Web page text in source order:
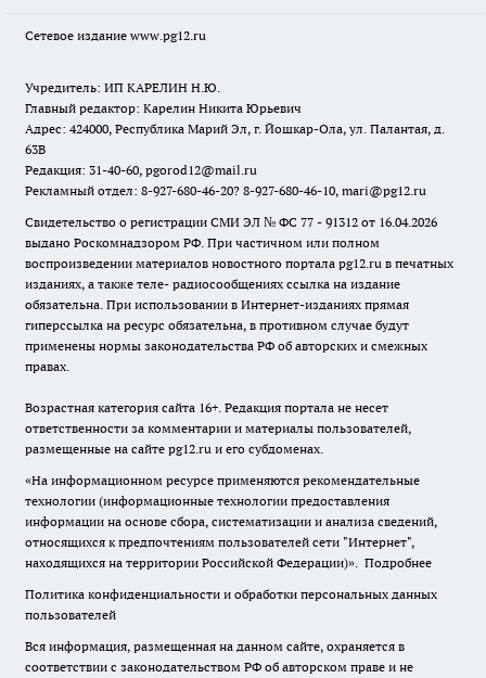
Сетевое издание www.pg12.ru
Учредитель: ИП КАРЕЛИН Н.Ю.
Главный редактор: Карелин Никита Юрьевич
Адрес: 424000, Республика Марий Эл, г. Йошкар-Ола, ул. Палантая, д.
63В
Редакция: 31-40-60, pgorod12@mail.ru
Рекламный отдел: 8-927-680-46-20? 8-927-680-46-10, mari@pg12.ru
Свидетельство о регистрации СМИ ЭЛ № ФС 77 - 91312 от 16.04.2026
выдано Роскомнадзором РФ. При частичном или полном
воспроизведении материалов новостного портала pg12.ru в печатных
изданиях, а также теле- радиосообщениях ссылка на издание
обязательна. При использовании в Интернет-изданиях прямая
гиперссылка на ресурс обязательна, в противном случае будут
применены нормы законодательства РФ об авторских и смежных
правах.
Возрастная категория сайта 16+. Редакция портала не несет
ответственности за комментарии и материалы пользователей,
размещенные на сайте pg12.ru и его субдоменах.
«На информационном ресурсе применяются рекомендательные
технологии (информационные технологии предоставления
информации на основе сбора, систематизации и анализа сведений,
относящихся к предпочтениям пользователей сети "Интернет",
находящихся на территории Российской Федерации)». Подробнее
Политика конфиденциальности и обработки персональных данных
пользователей
Вся информация, размещенная на данном сайте, охраняется в
соответствии с законодательством РФ об авторском праве и не